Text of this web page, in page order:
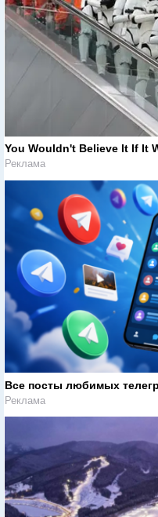
You Wouldn't Believe It If It
Реклама
Все посты любимых
Реклама